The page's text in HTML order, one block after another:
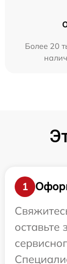
Более 20
1
оставьте